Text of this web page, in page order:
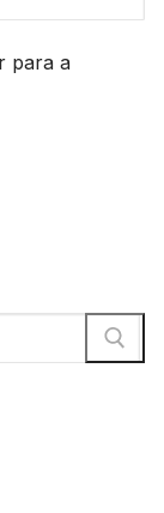
para a